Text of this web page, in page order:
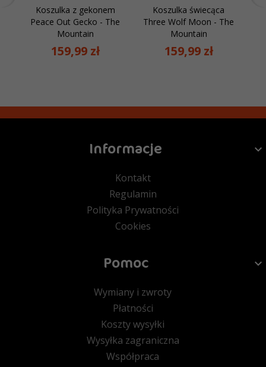
Koszulka z gekonem
Peace Out Gecko - The
Mountain
159,99 zł
Koszulka świecąca
Three Wolf Moon - The
Mountain
159,99 zł
Informacje
Kontakt
Regulamin
Polityka Prywatności
Cookies
Pomoc
Wymiany i zwroty
Płatności
Koszty wysyłki
Wysyłka zagraniczna
Współpraca